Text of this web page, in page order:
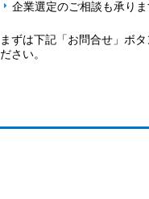
企業選定のご相談も承り
まずは下記「お問合せ」ボ
ださい。